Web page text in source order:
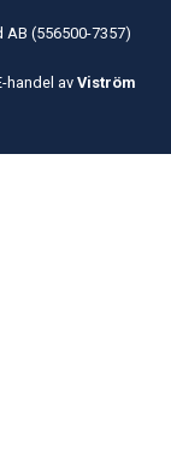
(556500-7357)
handel av Viström